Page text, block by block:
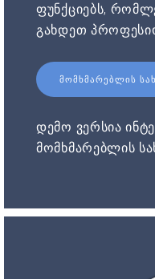
ფუნქციებს,
გახდეთ
ᲛᲝᲛᲮᲛᲐᲠᲔᲑᲚᲘᲡ
დემო ვერსია
მომხმარებლის